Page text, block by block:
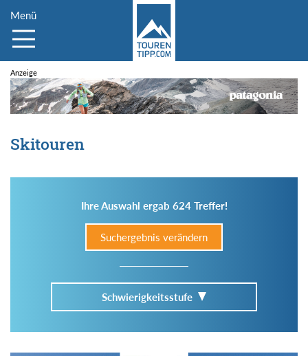
Menü
Skitouren
Ihre Auswahl ergab 624 Treffer!
Suchergebnis verändern
Schwierigkeitsstufe